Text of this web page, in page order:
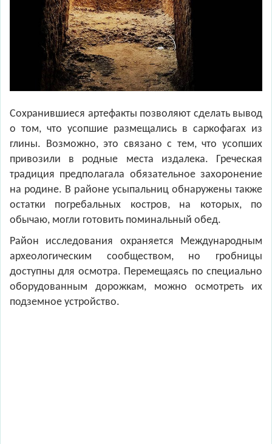
Сохранившиеся артефакты позволяют сделать вывод
о том, что усопшие размещались в саркофагах из
глины. Возможно, это связано с тем, что усопших
привозили в родные места издалека. Греческая
традиция предполагала обязательное захоронение
на родине. В районе усыпальниц обнаружены также
остатки погребальных костров, на которых, по
обычаю, могли готовить поминальный обед.
Район исследования охраняется Международным
археологическим сообществом, но гробницы
доступны для осмотра. Перемещаясь по специально
оборудованным дорожкам, можно осмотреть их
подземное устройство.